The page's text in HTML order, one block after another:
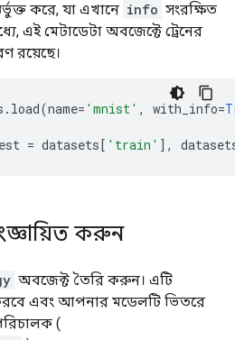
করে, যা এখানে info সংরক্ষিত
এই মেটাডেটা অবজেক্টে ট্রেনের
রয়েছে।
. load(name= 'mnist' , with_info=
= datasets[ 'train' ],
করুন
অবজেক্ট তৈরি করুন। এটি
এবং আপনার মডেলটি ভিতরে
(